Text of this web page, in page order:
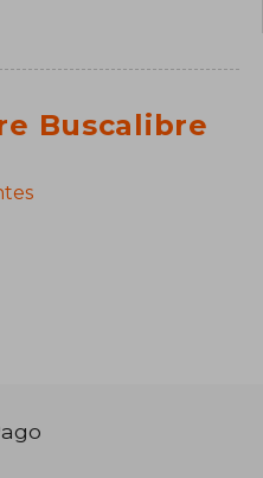
Buscalibre